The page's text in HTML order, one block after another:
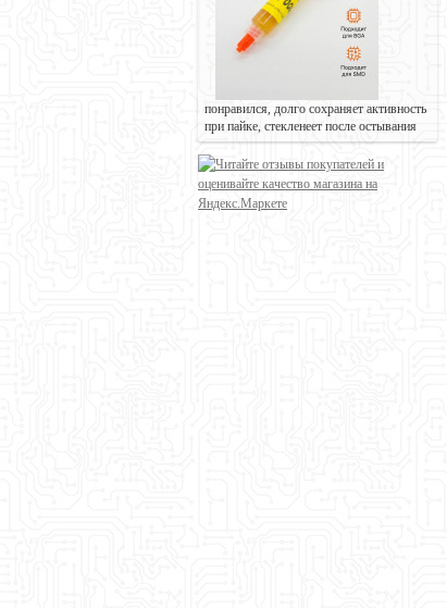
понравился, долго сохраняет активность
при пайке, стекленеет после остывания